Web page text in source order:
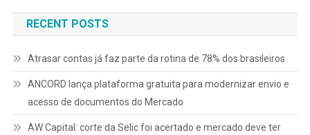
RECENT POSTS
Atrasar contas já faz parte da rotina de 78% dos brasileiros
ANCORD lança plataforma gratuita para modernizar envio e
acesso de documentos do Mercado
AW Capital: corte da Selic foi acertado e mercado deve ter